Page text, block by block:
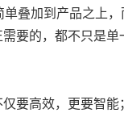
叠加到产品之上
要的，都不只是
要高效，更要智